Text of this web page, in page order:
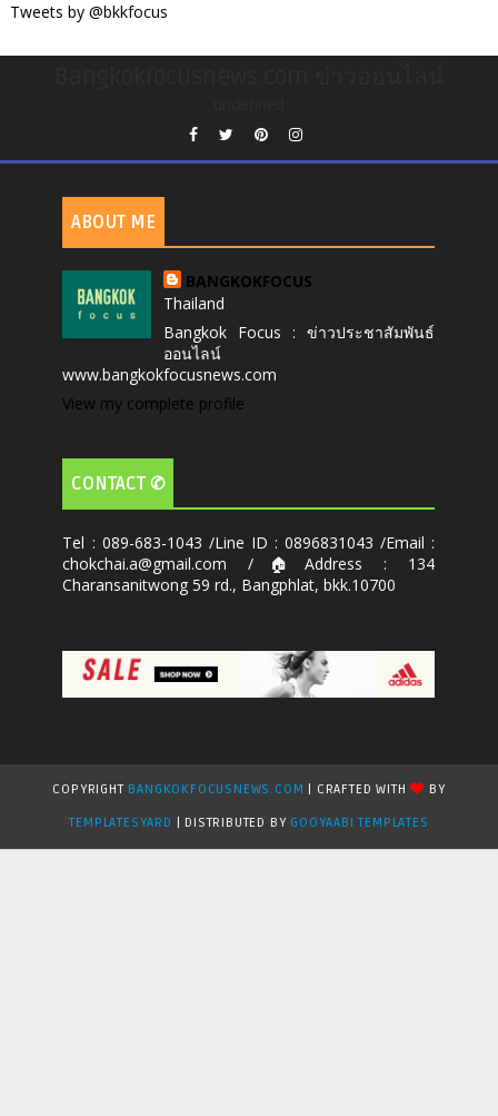
Tweets by @bkkfocus
ABOUT ME
BANGKOKFOCUS
Thailand
Bangkok Focus : ข่าวประชาสัมพันธ์
ออนไลน์
www.bangkokfocusnews.com
View my complete profile
CONTACT ✆
Tel : 089-683-1043 /Line ID : 0896831043 /Email :
chokchai.a@gmail.com /🏠Address : 134
Charansanitwong 59 rd., Bangphlat, bkk.10700
COPYRIGHT BANGKOKFOCUSNEWS.COM | CRAFTED WITH
BY
TEMPLATESYARD | DISTRIBUTED BY GOOYAABI TEMPLATES